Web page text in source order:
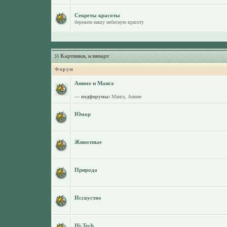
Секреты красоты
бережем нашу небесную красоту
Картинки, клипарт
Форум
Аниме и Манга
— подфорумы: Манга, Аниме
Юмор
Животные
Природа
Исскуство
Hi-Tech